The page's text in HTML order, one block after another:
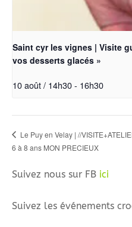
Saint cyr les vignes | Visite
vos desserts glacés »
10 août / 14h30- 16h30
Le Puy en Velay | //
6 à 8 ans MON PRECIEUX
Suivez nous sur FB ici
Suivez les événements